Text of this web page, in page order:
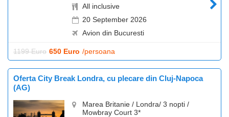
All inclusive
20 September 2026
Avion din Bucuresti
1199 Euro 650 Euro /persoana
Oferta City Break Londra, cu plecare din Cluj-Napoca
(AG)
Marea Britanie / Londra/ 3 nopti /
Mowbray Court 3*